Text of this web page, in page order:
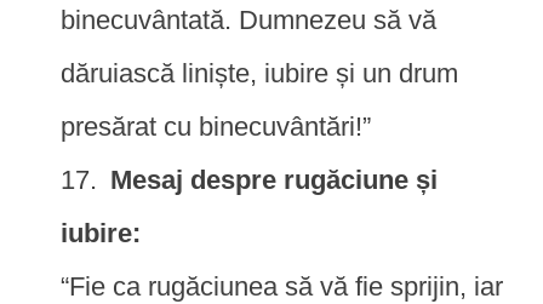
binecuvântată. Dumnezeu să vă
dăruiască liniște, iubire și un drum
presărat cu binecuvântări!”
Mesaj despre rugăciune și
iubire:
“Fie ca rugăciunea să vă fie sprijin, iar